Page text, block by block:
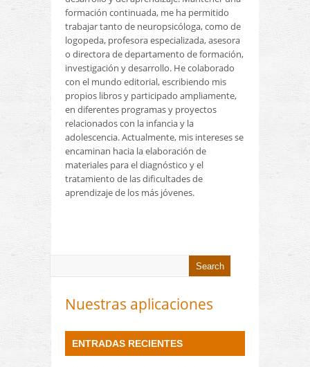
formación continuada, me ha permitido
trabajar tanto de neuropsicóloga, como de
logopeda, profesora especializada, asesora
o directora de departamento de formación,
investigación y desarrollo. He colaborado
con el mundo editorial, escribiendo mis
propios libros y participado ampliamente,
en diferentes programas y proyectos
relacionados con la infancia y la
adolescencia. Actualmente, mis intereses se
encaminan hacia la elaboración de
materiales para el diagnóstico y el
tratamiento de las dificultades de
aprendizaje de los más jóvenes.
Nuestras aplicaciones
ENTRADAS RECIENTES